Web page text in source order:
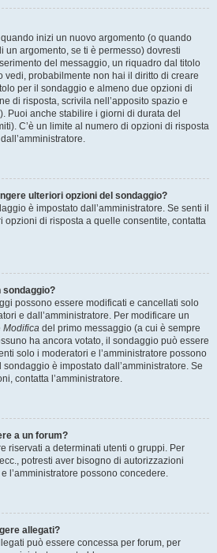
inizi un nuovo argomento (o quando
un argomento, se ti è permesso) dovresti
del messaggio, un riquadro dal titolo
vedi, probabilmente non hai il diritto di creare
per il sondaggio e almeno due opzioni di
di risposta, scrivila nell’apposito spazio e
). Puoi anche stabilire i giorni di durata del
C’è un limite al numero di opzioni di risposta
ulteriori opzioni del sondaggio?
è impostato dall’amministratore. Se senti il
opzioni di risposta a quelle consentite, contatta
sondaggio?
possono essere modificati e cancellati solo
e dall’amministratore. Per modificare un
Modifica del primo messaggio (a cui è sempre
ha ancora votato, il sondaggio può essere
solo i moderatori e l’amministratore possono
è impostato dall’amministratore. Se
contatta l’amministratore.
a un forum?
riservati a determinati utenti o gruppi. Per
potresti aver bisogno di autorizzazioni
l’amministratore possono concedere.
allegati?
può essere concessa per forum, per